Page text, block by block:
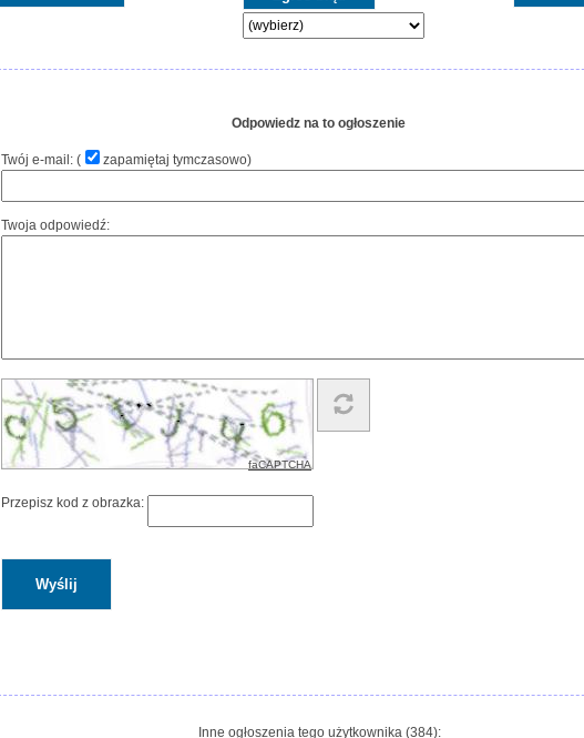
Odpowiedz na to ogłoszenie
Twój e-mail: ( zapamiętaj tymczasowo)
Twoja odpowiedź:
faCAPTCHA
Przepisz kod z obrazka:
Inne ogłoszenia tego użytkownika (384):